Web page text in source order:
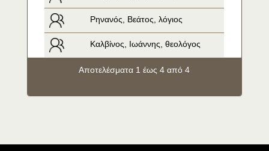
Ρηνανός, Βεάτος, λόγιος
Καλβίνος, Ιωάννης, θεολόγος
Αποτελέσματα 1 έως 4 από 4